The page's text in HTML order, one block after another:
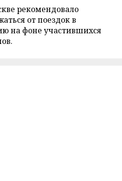
рекомендовало
от поездок в
на фоне участившихся